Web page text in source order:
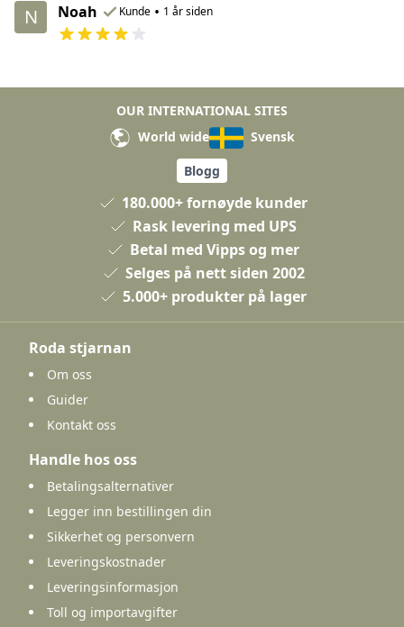
N Noah Kunde • 1 år siden
OUR INTERNATIONAL SITES
World wide
Svensk
Blogg
180.000+ fornøyde kunder
Rask levering med UPS
Betal med Vipps og mer
Selges på nett siden 2002
5.000+ produkter på lager
Roda stjarnan
Om oss
Guider
Kontakt oss
Handle hos oss
Betalingsalternativer
Legger inn bestillingen din
Sikkerhet og personvern
Leveringskostnader
Leveringsinformasjon
Toll og importavgifter